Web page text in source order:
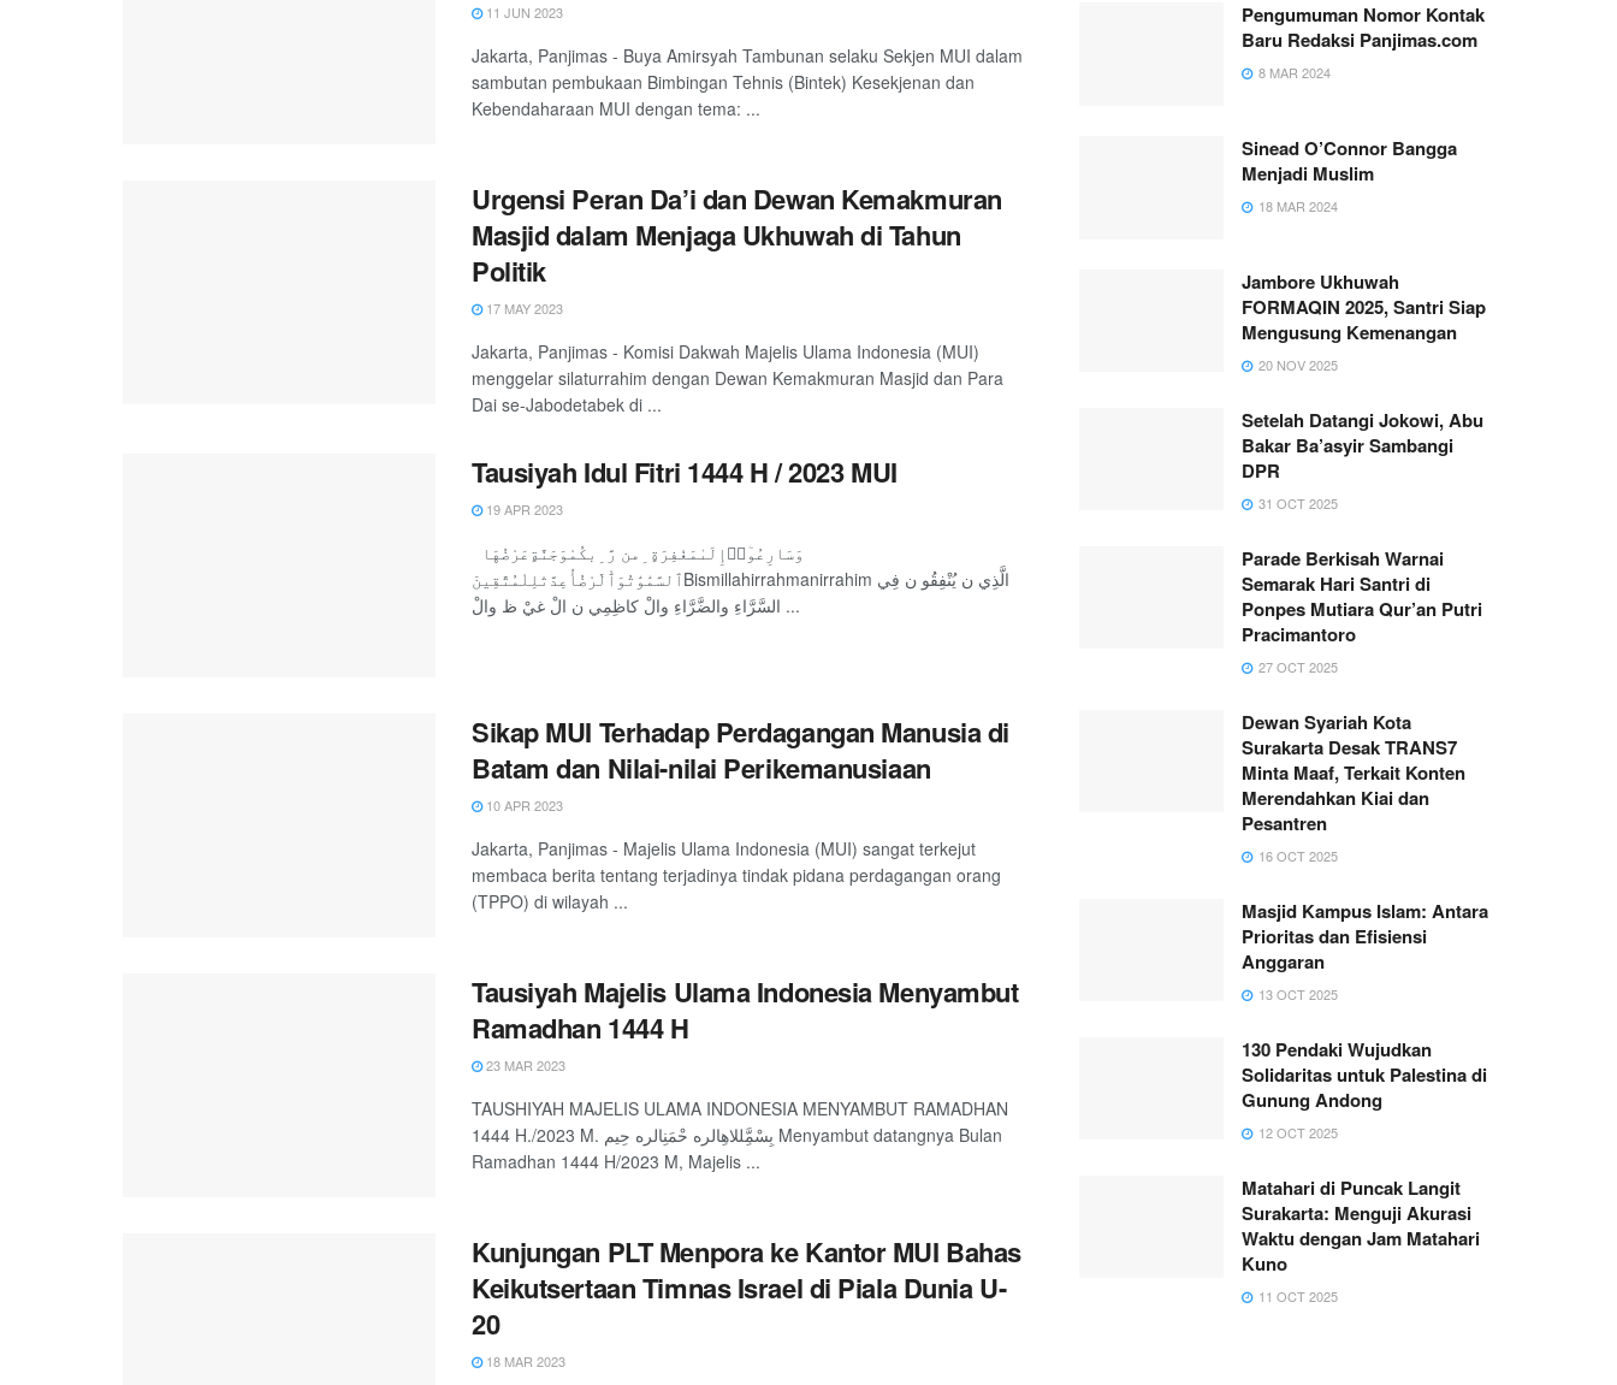
11 JUN 2023
Jakarta, Panjimas - Buya Amirsyah Tambunan selaku Sekjen MUI dalam
sambutan pembukaan Bimbingan Tehnis (Bintek) Kesekjenan dan
Kebendaharaan MUI dengan tema: ...
Urgensi Peran Da’i dan Dewan Kemakmuran
Masjid dalam Menjaga Ukhuwah di Tahun
Politik
17 MAY 2023
Jakarta, Panjimas - Komisi Dakwah Majelis Ulama Indonesia (MUI)
menggelar silaturrahim dengan Dewan Kemakmuran Masjid dan Para
Dai se-Jabodetabek di ...
Tausiyah Idul Fitri 1444 H / 2023 MUI
19 APR 2023
ٱلسَّمَٰوَٰتُوَٱْلَْرْضُأُعِدَّتْلِلْمُتَّقِينَBismillahirrahmanirrahim الَّذِي ن يُنْفِقُو ن فِي
السَّرَّاءِ والضَّرَّاءِ والْ كاظِمِي ن الْ غيْ ظ والْ ...
Sikap MUI Terhadap Perdagangan Manusia di
Batam dan Nilai-nilai Perikemanusiaan
10 APR 2023
Jakarta, Panjimas - Majelis Ulama Indonesia (MUI) sangat terkejut
membaca berita tentang terjadinya tindak pidana perdagangan orang
(TPPO) di wilayah ...
Tausiyah Majelis Ulama Indonesia Menyambut
Ramadhan 1444 H
23 MAR 2023
TAUSHIYAH MAJELIS ULAMA INDONESIA MENYAMBUT RAMADHAN
1444 H./2023 M. بِسْمَِّللاهِالره حْمَنِالره حِيم Menyambut datangnya Bulan
Ramadhan 1444 H/2023 M, Majelis ...
Kunjungan PLT Menpora ke Kantor MUI Bahas
Keikutsertaan Timnas Israel di Piala Dunia U-
20
18 MAR 2023
Pengumuman Nomor Kontak
Baru Redaksi Panjimas.com
8 MAR 2024
Sinead O’Connor Bangga
Menjadi Muslim
18 MAR 2024
Jambore Ukhuwah
FORMAQIN 2025, Santri Siap
Mengusung Kemenangan
20 NOV 2025
Setelah Datangi Jokowi, Abu
Bakar Ba’asyir Sambangi
DPR
31 OCT 2025
Parade Berkisah Warnai
Semarak Hari Santri di
Ponpes Mutiara Qur’an Putri
Pracimantoro
27 OCT 2025
Dewan Syariah Kota
Surakarta Desak TRANS7
Minta Maaf, Terkait Konten
Merendahkan Kiai dan
Pesantren
16 OCT 2025
Masjid Kampus Islam: Antara
Prioritas dan Efisiensi
Anggaran
13 OCT 2025
130 Pendaki Wujudkan
Solidaritas untuk Palestina di
Gunung Andong
12 OCT 2025
Matahari di Puncak Langit
Surakarta: Menguji Akurasi
Waktu dengan Jam Matahari
Kuno
11 OCT 2025